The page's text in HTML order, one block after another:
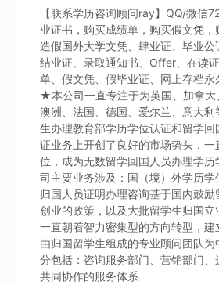
【联系学历咨询顾问ray】QQ/微信
业证书，购买成绩单，购买假文凭，
造假国外大学文凭、肆业证、毕业公
结业证、录取通知书、Offer、在读
单、假文凭、假毕业证、网上存档永
★本公司一直专注于为英国、加拿大
澳洲、法国、德国、爱尔兰、意大
生办理教育部学历学位认证和留学回
证业务上开创了良好的市场势头，
位，成为无数留学回国人员办理学历
司主要业务涉及：国（境）外学历
归国人员证明办理咨询基于国内鼓励
创业的政策，以及大批留学生归国立
一直朝着智力密集型的方向转型，建
由归国留学生组成的专业顾问团队为
分包括：咨询服务部门、营销部门、
共同协作的服务体系